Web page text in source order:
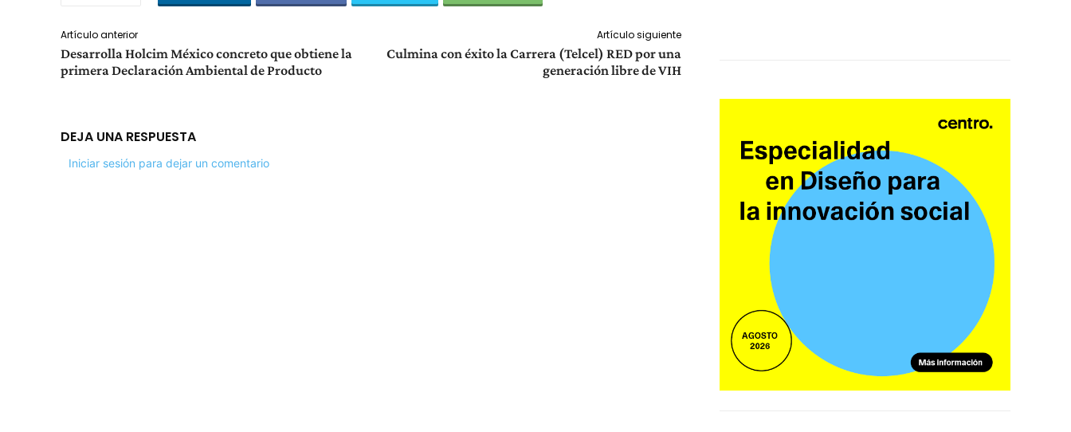
Artículo anterior
Desarrolla Holcim México concreto que obtiene la
primera Declaración Ambiental de Producto
Artículo siguiente
Culmina con éxito la Carrera (Telcel) RED por una
generación libre de VIH
DEJA UNA RESPUESTA
Iniciar sesión para dejar un comentario